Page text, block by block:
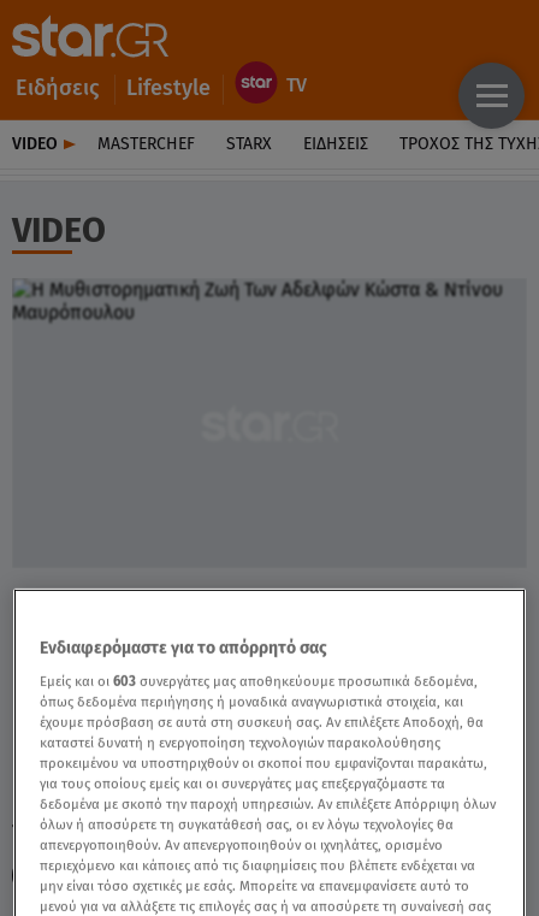
Ειδήσεις Lifestyle
VIDEO MASTERCHEF STARX ΕΙΔΉΣΕΙΣ ΤΡΟΧΌΣ ΤΗΣ
VIDEO
Κώστα & Ντίνου Μαυρόπουλου - Video
TAGS: ΚΩΣΤΑΣ ΜΑΥΡΟΠΟΥΛΟΣ ΝΤΙΝΟΣ ΜΑΥΡΟΠΟΥΛΟΣ
ΑΛΗΘΕΙΕΣ ΜΕ ΤΗ ΖΗΝΑ
Ενδιαφερόμαστε για το απόρρητό σας
Εμείς και οι603 συνεργάτες μας αποθηκεύουμε προσωπικά δεδομένα,
όπως δεδομένα περιήγησης ή μοναδικά αναγνωριστικά στοιχεία, και
έχουμε πρόσβαση σε αυτά στη συσκευή σας. Αν επιλέξετε Αποδοχή, θα
καταστεί δυνατή η ενεργοποίηση τεχνολογιών παρακολούθησης
προκειμένου να υποστηριχθούν οι σκοποί που εμφανίζονται παρακάτω,
για τους οποίους εμείς και οι συνεργάτες μας επεξεργαζόμαστε τα
δεδομένα με σκοπό την παροχή υπηρεσιών. Αν επιλέξετε Απόρριψη όλων
όλων ή αποσύρετε τη συγκατάθεσή σας, οι εν λόγω τεχνολογίες θα
απενεργοποιηθούν. Αν απενεργοποιηθούν οι ιχνηλάτες, ορισμένο
περιεχόμενο και κάποιες από τις διαφημίσεις που βλέπετε ενδέχεται να
μην είναι τόσο σχετικές με εσάς. Μπορείτε να επανεμφανίσετε αυτό το
μενού για να αλλάξετε τις επιλογές σας ή να αποσύρετε τη συναίνεσή σας